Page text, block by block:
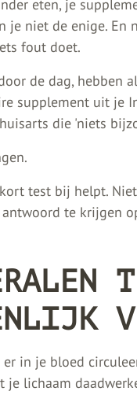
eten, je
je niet de enige. En
fout doet.
de dag, hebben
supplement uit je
die 'niets
test bij helpt.
te krijgen
in je bloed
je lichaam